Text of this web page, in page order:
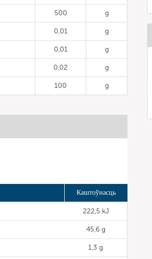
500 g
0,01 g
0,01 g
0,02 g
100 g
Каштоўнасць
222,5 kJ
45,6 g
1,3 g